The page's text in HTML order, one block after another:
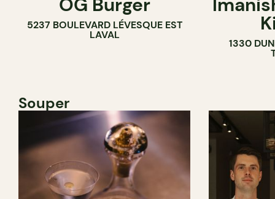
5237 BOULEVARD LÉVESQUE EST
LAVAL
1330
Souper